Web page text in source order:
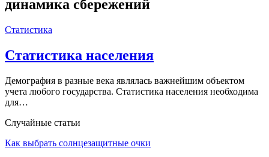
динамика сбережений
Статистика
Статистика населения
Демография в разные века являлась важнейшим объектом
учета любого государства. Статистика населения необходима
для…
Случайные статьи
Как выбрать солнцезащитные очки